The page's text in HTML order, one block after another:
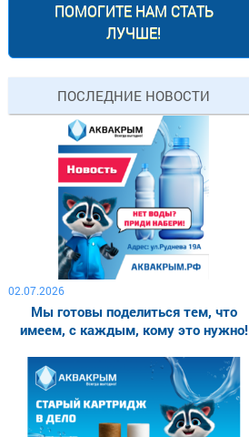
ПОМОГИТЕ НАМ СТАТЬ
ЛУЧШЕ!
ПОСЛЕДНИЕ НОВОСТИ
02.07.2026
Мы готовы поделиться тем, что
имеем, с каждым, кому это нужно!